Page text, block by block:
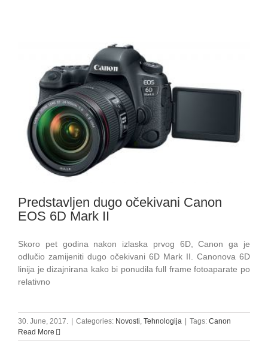
Predstavljen dugo očekivani Canon
EOS 6D Mark II
Skoro pet godina nakon izlaska prvog 6D, Canon ga je
odlučio zamijeniti dugo očekivani 6D Mark II. Canonova 6D
linija je dizajnirana kako bi ponudila full frame fotoaparate po
relativno
30. June, 2017. | Categories: Novosti, Tehnologija | Tags: Canon
Read More